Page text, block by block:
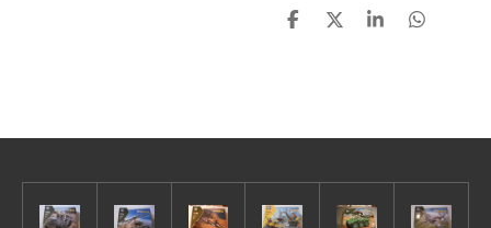
D
D
S
D